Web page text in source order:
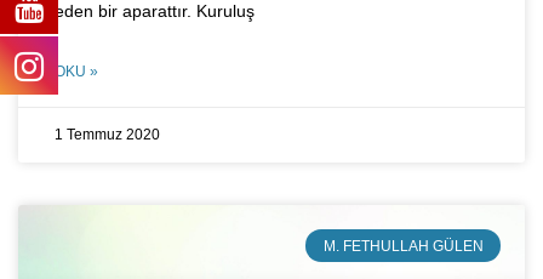
eden bir aparattır. Kuruluş
OKU »
1 Temmuz 2020
M. FETHULLAH GÜLEN